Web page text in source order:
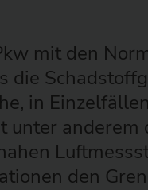
mit den
die
in
unter anderem
den